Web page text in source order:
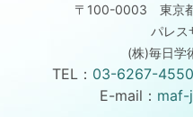
〒100-0003 東京
パレス
(株)毎日学
TEL： 03-6267-4550
E-mail： maf-